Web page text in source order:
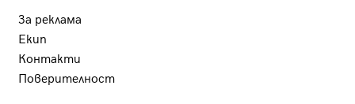
За реклама
Екип
Контакти
Поверителност